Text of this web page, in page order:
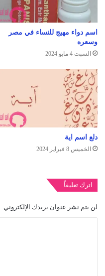
اسم دواء مهيج للنساء في مصر
وسعره
السبت 4 مايو 2024
دلع اسم اية
الخميس 8 فبراير 2024
اترك تعليقاً
لن يتم نشر عنوان بريدك الإلكتروني.